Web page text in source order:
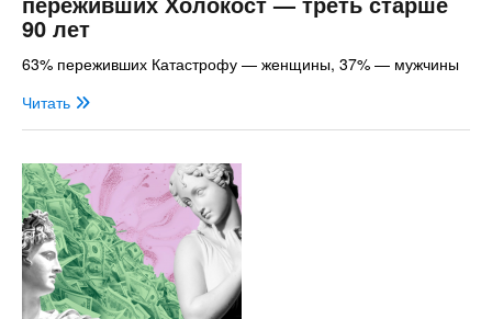
90 лет
63% переживших Катастрофу — женщины, 37% — мужчины
Читать